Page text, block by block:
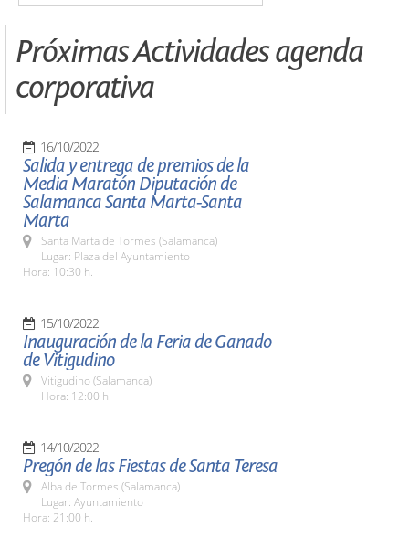
Próximas Actividades agenda
corporativa
16/10/2022
Salida y entrega de premios de la
Media Maratón Diputación de
Salamanca Santa Marta-Santa
Marta
Santa Marta de Tormes (Salamanca)
Lugar: Plaza del Ayuntamiento
Hora: 10:30 h.
15/10/2022
Inauguración de la Feria de Ganado
de Vitigudino
Vitigudino (Salamanca)
Hora: 12:00 h.
14/10/2022
Pregón de las Fiestas de Santa Teresa
Alba de Tormes (Salamanca)
Lugar: Ayuntamiento
Hora: 21:00 h.